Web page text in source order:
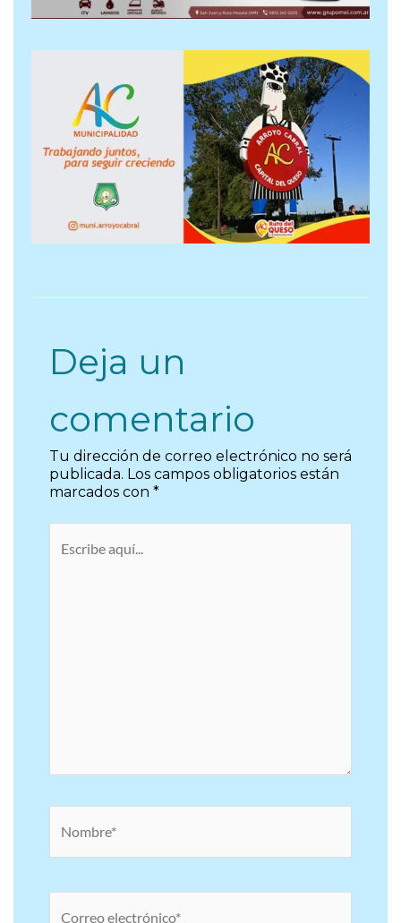
Deja un
comentario
Tu dirección de correo electrónico no será
publicada. Los campos obligatorios están
marcados con *
electrónico*